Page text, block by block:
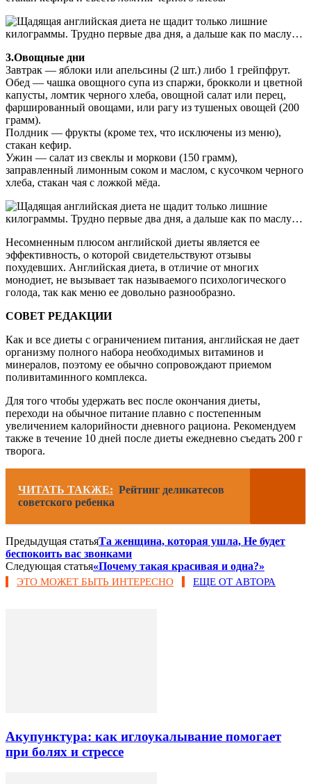
3.Овощные дни
Завтрак — яблоки или апельсины (2 шт.) либо 1 грейпфрут.
Обед — чашка овощного супа из спаржи, брокколи и цветной
капусты, ломтик черного хлеба, овощной салат или перец,
фаршированный овощами, или рагу из тушеных овощей (200
грамм).
Полдник — фрукты (кроме тех, что исключены из меню),
стакан кефир.
Ужин — салат из свеклы и моркови (150 грамм),
заправленный лимонным соком и маслом, с кусочком черного
хлеба, стакан чая с ложкой мёда.
Несомненным плюсом английской диеты является ее
эффективность, о которой свидетельствуют отзывы
похудевших. Английская диета, в отличие от многих
монодиет, не вызывает так называемого психологического
голода, так как меню ее довольно разнообразно.
СОВЕТ РЕДАКЦИИ
Как и все диеты с ограничением питания, английская не дает
организму полного набора необходимых витаминов и
минералов, поэтому ее обычно сопровождают приемом
поливитаминного комплекса.
Для того чтобы удержать вес после окончания диеты,
переходи на обычное питание плавно с постепенным
увеличением калорийности дневного рациона. Рекомендуем
также в течение 10 дней после диеты ежедневно съедать 200 г
творога.
ЧИТАТЬ ТАКЖЕ: Рейтинг деликатесов
советского ребенка
Предыдущая статьяТа женщина, которая ушла, Не будет
беспокоить вас звонками
Следующая статья«Почему такая красивая и одна?»
ЭТО МОЖЕТ БЫТЬ ИНТЕРЕСНО ЕЩЕ ОТ АВТОРА
Акупунктура: как иглоукалывание помогает
при болях и стрессе